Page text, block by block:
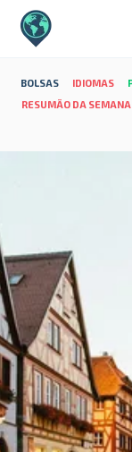
BOLSAS IDIOMAS
RESUMÃO DA SEMANA